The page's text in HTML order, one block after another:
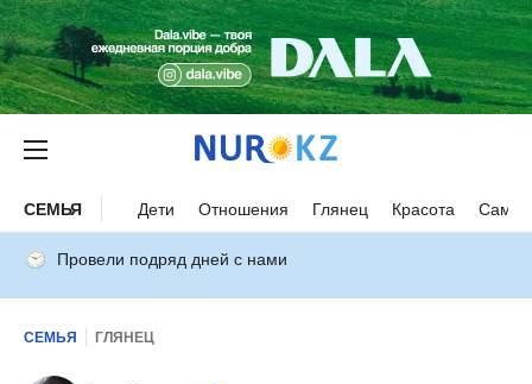
СЕМЬЯ Дети Отношения Глянец Красота
Провели подряд дней с нами
СЕМЬЯ ГЛЯНЕЦ